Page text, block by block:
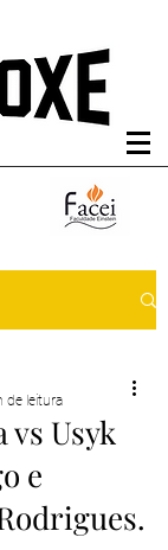
vs Usyk
e
de leitura